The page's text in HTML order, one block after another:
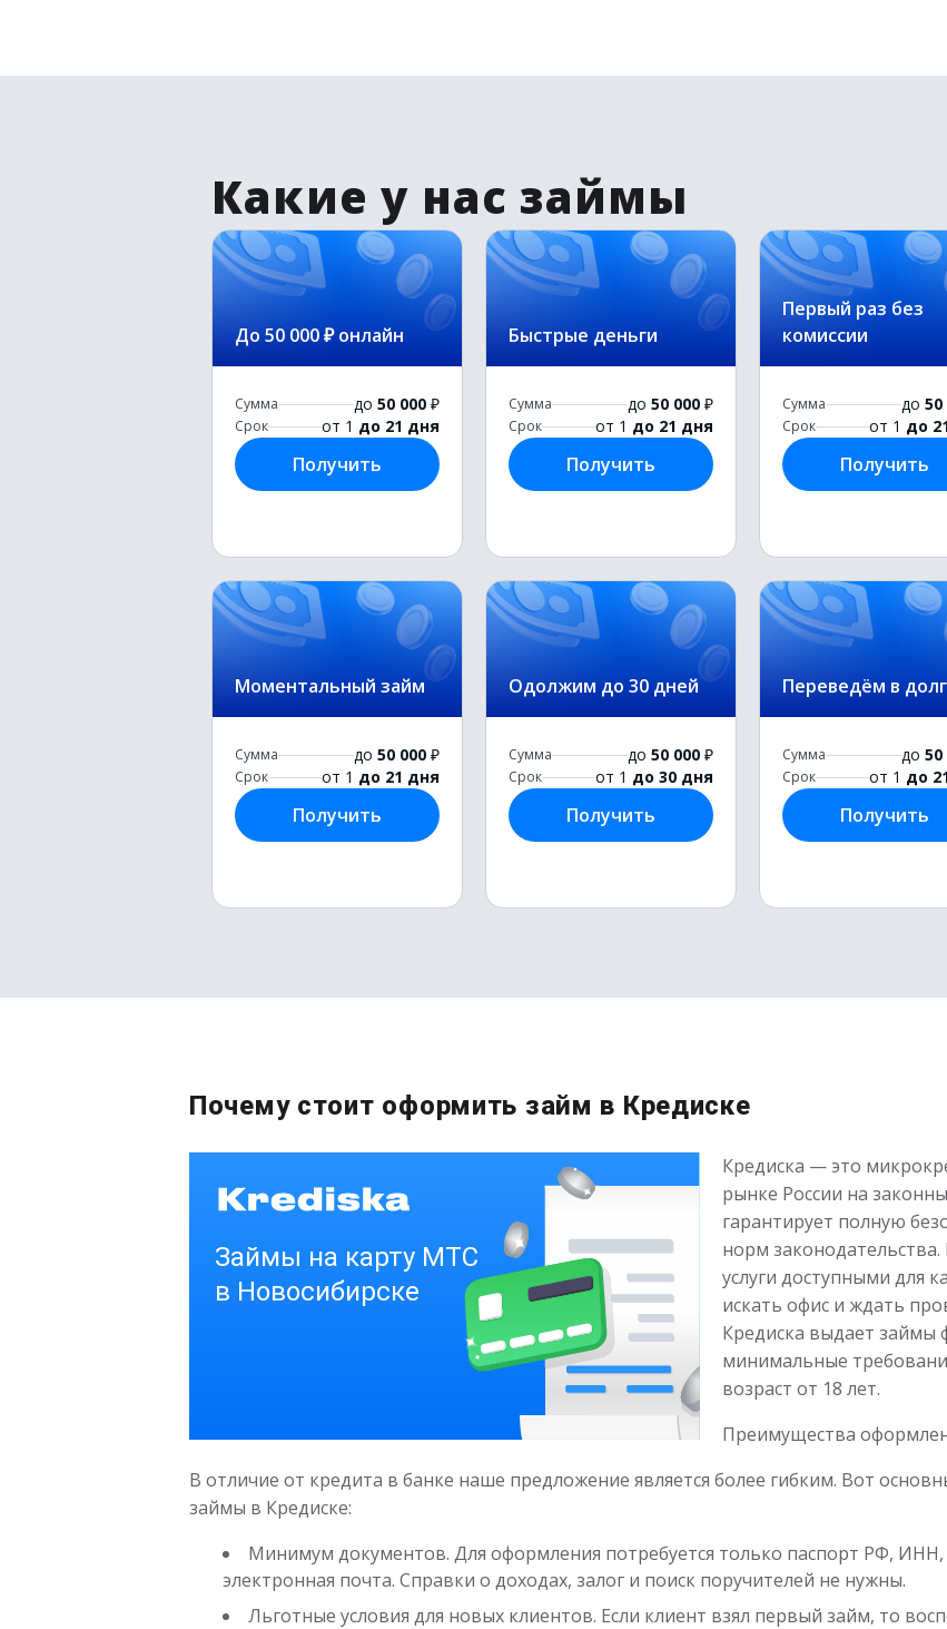
Какие у нас займы
До 50 000 ₽ онлайн
Сумма до 50 000 ₽
Срок от 1 до 21 дня
Получить
Быстрые деньги
Сумма до 50 000 ₽
Срок от 1 до 21 дня
Получить
Первый раз без
комиссии
Сумма до 50
Срок от 1 до
Получить
Моментальный займ
Сумма до 50 000 ₽
Срок от 1 до 21 дня
Получить
Одолжим до 30 дней
Сумма до 50 000 ₽
Срок от 1 до 30 дня
Получить
Переведём в долг
Сумма до 50
Срок от 1 до
Получить
Почему стоит оформить займ в Кредиске
Кредиска — это
рынке России на
гарантирует полную
норм
услуги доступными для
искать офис и ждать
Кредиска выдает займы
минимальные
возраст от 18 лет.
Преимущества
В отличие от кредита в банке наше предложение является более гибким. Вот
займы в Кредиске:
Минимум документов. Для оформления потребуется только паспорт РФ,
электронная почта. Справки о доходах, залог и поиск поручителей не нужны.
Льготные условия для новых клиентов. Если клиент взял первый займ, то